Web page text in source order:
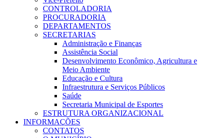
CONTROLADORIA
PROCURADORIA
DEPARTAMENTOS
SECRETARIAS
Administração e Finanças
Assistência Social
Desenvolvimento Econômico, Agricultura e
Meio Ambiente
Educação e Cultura
Infraestrutura e Serviços Públicos
Saúde
Secretaria Municipal de Esportes
ESTRUTURA ORGANIZACIONAL
INFORMAÇÕES
CONTATOS